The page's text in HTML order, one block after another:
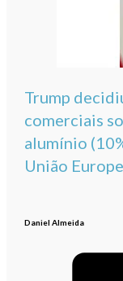
Trump
comerciais
alumínio
União
Daniel Almeida